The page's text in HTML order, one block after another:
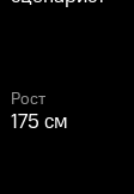
Рост
175 см